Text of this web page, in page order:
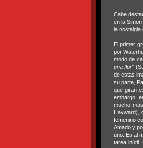
Cabe
en la
la nostalgia
El primer
por
modo de
una flor”
de estas
su parte,
que giran
embargo,
mucho
Hayward),
femenino
Amado y
uno. Es al
tarea